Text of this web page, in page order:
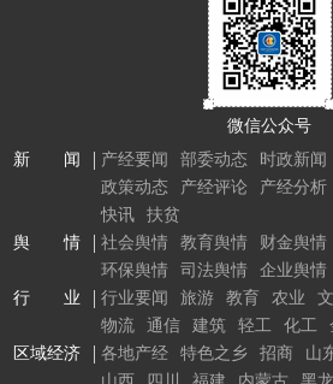
微信公众号
新 闻
产经要闻 部委动态 时政新闻
政策动态
产经评论 产经分析
快讯
扶贫
舆 情
社会舆情 教育舆情 财金舆情
环保舆情
司法舆情
企业舆情
行 业
行业要闻 旅游 教育 农业
物流
通信 建筑 轻工 化工
区域经济
各地产经 特色之乡 招商 山